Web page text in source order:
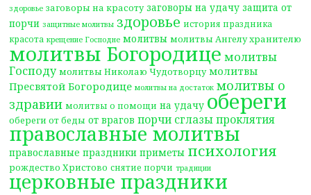
здоровье заговоры на красоту заговоры на удачу защита от
порчи защитные молитвы здоровье история праздника
красота крещение Господне молитвы молитвы Ангелу хранителю
молитвы Богородице молитвы
Господу молитвы Николаю Чудотворцу молитвы
Пресвятой Богородице молитвы на достаток молитвы о
здравии молитвы о помощи на удачу обереги
обереги от беды от врагов порчи сглазы проклятия
православные молитвы
православные праздники приметы психология
рождество Христово снятие порчи традиции
церковные праздники